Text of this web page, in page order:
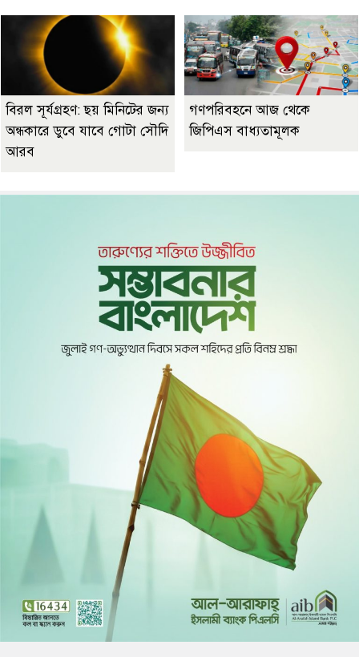
বিরল সূর্যগ্রহণ: ছয় মিনিটের জন্য
অন্ধকারে ডুবে যাবে গোটা সৌদি
আরব
গণপরিবহনে আজ থেকে
জিপিএস বাধ্যতামূলক